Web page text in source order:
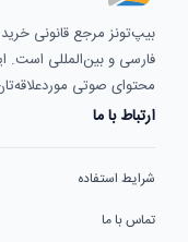
بیپ‌تونز مرجع قانونی
فارسی و بین‌المللی است.
محتوای صوتی
ارتباط با ما
شرایط استفاده
تماس با ما